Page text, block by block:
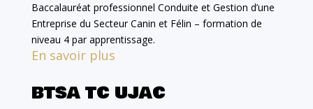
Baccalauréat professionnel Conduite et Gestion d’une
Entreprise du Secteur Canin et Félin – formation de
niveau 4 par apprentissage.
En savoir plus
BTSA TC UJAC